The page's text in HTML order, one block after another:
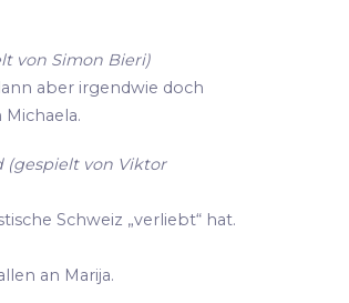
von Simon Bieri)
aber irgendwie doch
(gespielt von Viktor
Schweiz „verliebt“ hat.
an Marija.